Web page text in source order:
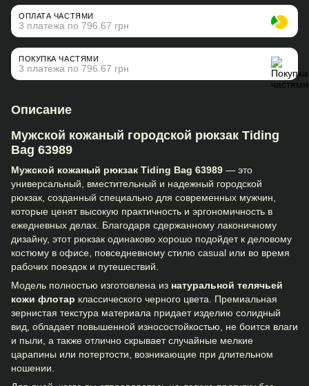
ОПЛАТА ЧАСТЯМИ
3 платежа по 796.67 грн
ПОКУПКА ЧАСТЯМИ
3 платежа по 796.67 грн
Описание
Мужской кожаный городской рюкзак Tiding
Bag 63989
Мужской кожаный рюкзак Tiding Bag 63989 — это
универсальный, вместительный и надежный городской
рюкзак, созданный специально для современных мужчин,
которые ценят высокую практичность и эргономичность в
ежедневных делах. Благодаря сдержанному лаконичному
дизайну, этот рюкзак одинаково хорошо подойдет к деловому
костюму в офисе, повседневному стилю casual или во время
рабочих поездок и путешествий.
Модель полностью изготовлена из натуральной телячьей
кожи флотар классического черного цвета. Премиальная
зернистая текстура материала придает изделию солидный
вид, обладает повышенной износостойкостью, не боится влаги
и пыли, а также отлично скрывает случайные мелкие
царапины или потертости, возникающие при длительном
ношении.